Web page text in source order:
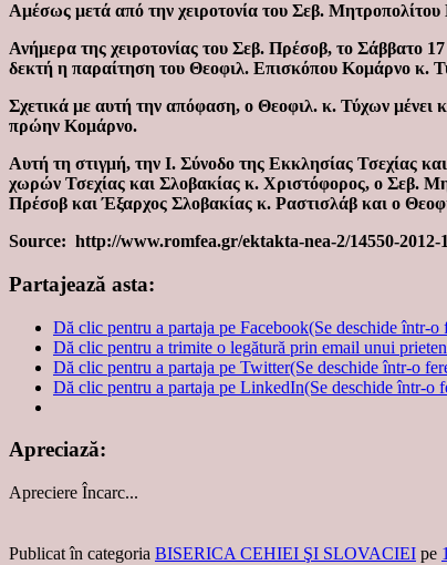
Αμέσως μετά από την χειροτονία του Σεβ.
Ανήμερα της χειροτονίας του Σεβ. Πρέσοβ, το Σάββατο
δεκτή η παραίτηση του Θεοφιλ. Επισκόπου Κομάρνο κ.
Σχετικά με αυτή την απόφαση, ο Θεοφιλ. κ. Τύχων μένει
πρώην Κομάρνο.
Αυτή τη στιγμή, την Ι. Σύνοδο της Εκκλησίας Τσεχίας
χωρών Τσεχίας και Σλοβακίας κ. Χριστόφορος, ο Σεβ.
Πρέσοβ και Έξαρχος Σλοβακίας κ. Ραστισλάβ και ο
Source: http://www.romfea.gr/ektakta-nea-2/14550-2012-
Partajează asta:
Dă clic pentru a partaja pe Facebook(Se deschide într-o
Dă clic pentru a trimite o legătură prin email unui
Dă clic pentru a partaja pe Twitter(Se deschide într-o
Dă clic pentru a partaja pe LinkedIn(Se deschide într-o
Apreciază:
Apreciere Încarc...
Publicat în categoria BISERICA CEHIEI ŞI SLOVACIEI pe